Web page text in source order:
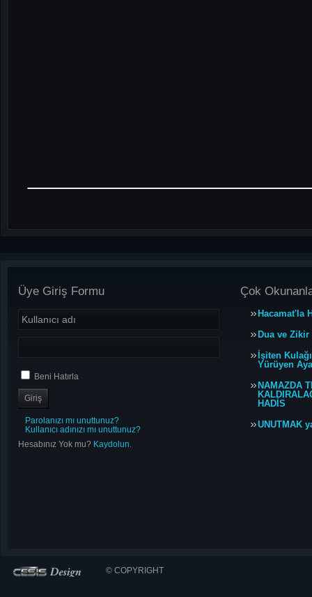
Üye Giriş Formu
Beni Hatırla
Parolanızı mı unuttunuz?
Kullanıcı adınızı mı unuttunuz?
Hesabınız Yok mu? Kaydolun.
Çok
Hacamat'la
Dua ve
İşiten
Yürüyen
NAMAZDA
HADİS
UNUTMAK
© COPYRIGHT